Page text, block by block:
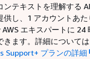
ンテキストを理解する
供し、1 アカウントあ
AWS エキスパートに 24
きます。詳細については
Support+ プランの詳細